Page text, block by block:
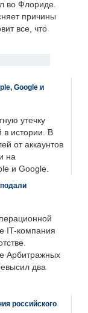
во Флориде.
причины
все, что
Google и
утечку
в истории. В
от аккаунтов
на
и Google.
IT-компания
Арбитражных
два
российского